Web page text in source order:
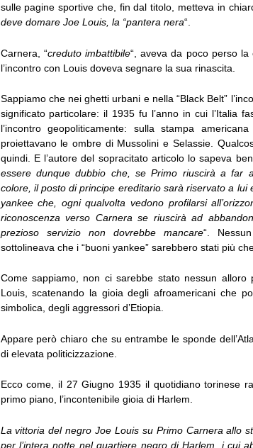
sulle pagine sportive che, fin dal titolo, metteva in
deve domare Joe Louis, la “pantera nera“.
Carnera, “creduto imbattibile“, aveva da poco perso
l’incontro con Louis doveva segnare la sua rinascita.
Sappiamo che nei ghetti urbani e nella “Black Belt”
significato particolare: il 1935 fu l’anno in cui l’Italia
l’incontro geopoliticamente: sulla stampa
proiettavano le ombre di Mussolini e Selassie.
quindi. E l’autore del sopracitato articolo lo sapeva
essere dunque dubbio che, se Primo riuscirà a far
colore, il posto di principe ereditario sarà riservato a
yankee che, ogni qualvolta vedono profilarsi
riconoscenza verso Carnera se riuscirà ad
prezioso servizio non dovrebbe mancare“.
sottolineava che i “buoni yankee” sarebbero stati più
Come sappiamo, non ci sarebbe stato nessun
Louis, scatenando la gioia degli afroamericani che
simbolica, degli aggressori d’Etiopia.
Appare però chiaro che su entrambe le sponde
di elevata politicizzazione.
Ecco come, il 27 Giugno 1935 il quotidiano torinese
primo piano, l’incontenibile gioia di Harlem.
La vittoria del negro Joe Louis su Primo Carnera allo
per l’intera notte nel quartiere negro di Harlem, i cui